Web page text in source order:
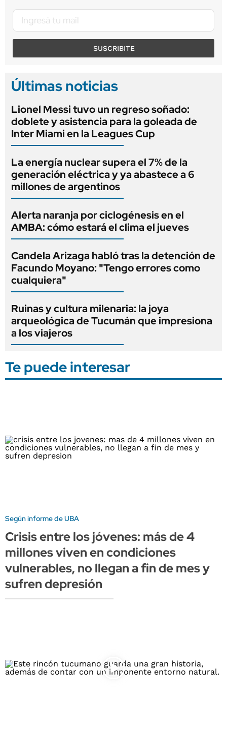
SUSCRIBITE
Últimas noticias
Lionel Messi tuvo un regreso soñado:
doblete y asistencia para la goleada de
Inter Miami en la Leagues Cup
La energía nuclear supera el 7% de la
generación eléctrica y ya abastece a 6
millones de argentinos
Alerta naranja por ciclogénesis en el
AMBA: cómo estará el clima el jueves
Candela Arizaga habló tras la detención de
Facundo Moyano: "Tengo errores como
cualquiera"
Ruinas y cultura milenaria: la joya
arqueológica de Tucumán que impresiona
a los viajeros
Te puede interesar
Según informe de UBA
Crisis entre los jóvenes: más de 4
millones viven en condiciones
vulnerables, no llegan a fin de mes y
sufren depresión